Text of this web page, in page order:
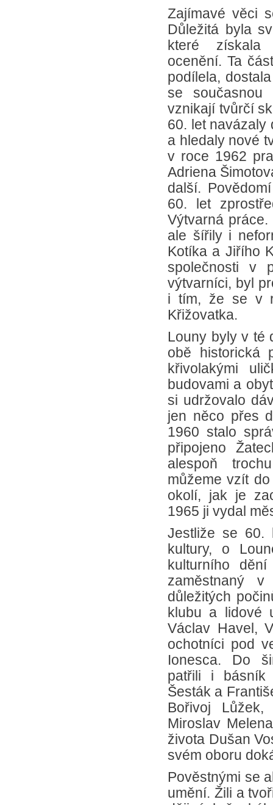
Zajímavé věci
Důležitá byla
které získala
ocenění. Ta
podílela,
se
vznikají tvůrčí
60. let navázaly
a hledaly nové
v roce 1962
Adriena
další.
60. let
Výtvarná
ale šířily i
Kotíka a Jiřího
společnosti v
výtvarníci, byl
i tím, že se v
Křižovatka.
Louny byly v té
obě historická
křivolakými
budovami a
si udržovalo
jen něco přes
1960 stalo
připojeno
alespoň
můžeme vzít
okolí, jak je
1965 ji vydal
Jestliže se 60.
kultury, o
kulturního
zaměstnaný
důležitých
klubu a lidové
Václav Havel,
ochotníci pod
Ionesca. Do
patřili i básník
Šesták a
Bořivoj
Miroslav
života Dušan
svém oboru
Pověstnými se
umění. Žili a